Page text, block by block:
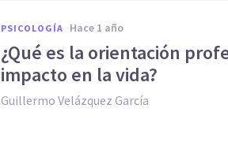
PSICOLOGÍA hace 1 año
¿Qué es la orientación
impacto en la vida?
Guillermo Velázquez García